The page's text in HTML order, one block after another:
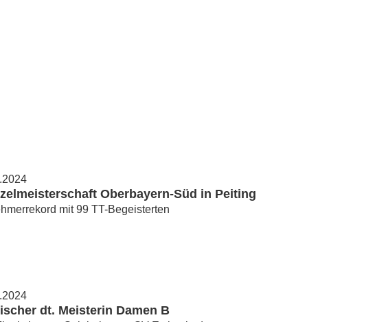
Oberbayern-Süd in Peiting
mit 99 TT-Begeisterten
dt. Meisterin Damen B